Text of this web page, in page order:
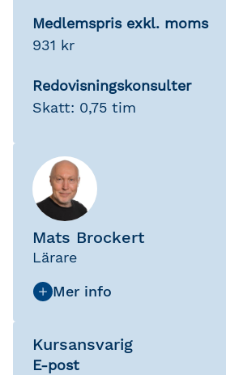
Medlemspris exkl. moms
931 kr
Redovisningskonsulter
Skatt: 0,75 tim
Mats Brockert
Lärare
Kursansvarig
E-post